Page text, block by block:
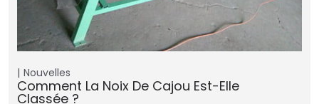
Nouvelles
Comment La Noix De Cajou Est-Elle
Classée ?